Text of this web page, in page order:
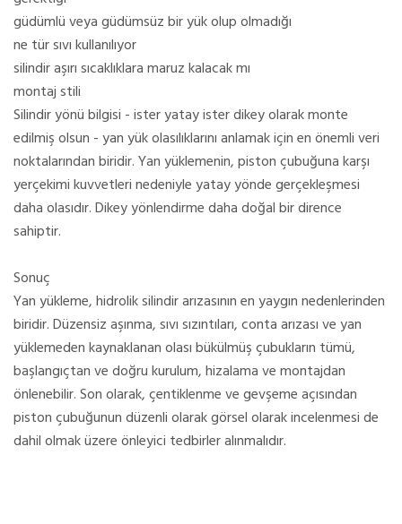
güdümlü veya güdümsüz bir yük olup olmadığı
ne tür sıvı kullanılıyor
silindir aşırı sıcaklıklara maruz kalacak mı
montaj stili
Silindir yönü bilgisi - ister yatay ister dikey olarak monte
edilmiş olsun - yan yük olasılıklarını anlamak için en önemli veri
noktalarından biridir. Yan yüklemenin, piston çubuğuna karşı
yerçekimi kuvvetleri nedeniyle yatay yönde gerçekleşmesi
daha olasıdır. Dikey yönlendirme daha doğal bir dirence
sahiptir.
Sonuç
Yan yükleme, hidrolik silindir arızasının en yaygın nedenlerinden
biridir. Düzensiz aşınma, sıvı sızıntıları, conta arızası ve yan
yüklemeden kaynaklanan olası bükülmüş çubukların tümü,
başlangıçtan ve doğru kurulum, hizalama ve montajdan
önlenebilir. Son olarak, çentiklenme ve gevşeme açısından
piston çubuğunun düzenli olarak görsel olarak incelenmesi de
dahil olmak üzere önleyici tedbirler alınmalıdır.